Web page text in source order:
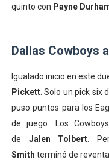
quinto con Payne
Dallas Cowboys
Igualado inicio en este
Pickett. Solo un pick six
puso puntos para los
de juego. Los
de Jalen Tolbert .
Smith terminó de